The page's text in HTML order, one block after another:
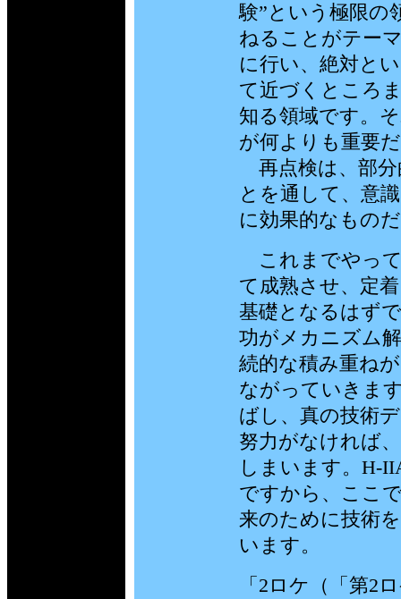
験”という極限の
ねることがテー
に行い、絶対と
て近づくところ
知る領域です。
が何よりも重要
再点検は、部分
とを通して、意
に効果的なもの
これまでやっ
て成熟させ、定
基礎となるはず
功がメカニズム
続的な積み重ね
ながっていきま
ばし、真の技術
努力がなければ
しまいます。H-
ですから、ここ
来のために技術
います。
「2ロケ（「第2